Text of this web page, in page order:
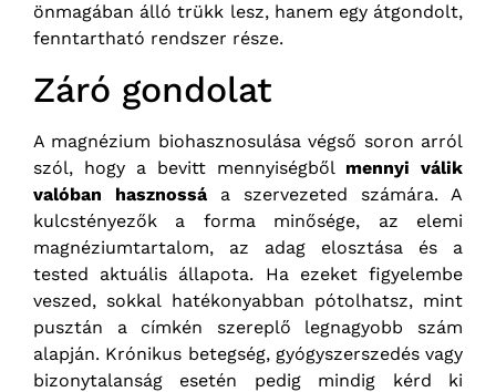
önmagában álló trükk lesz, hanem egy átgondolt,
fenntartható rendszer része.
Záró gondolat
A magnézium biohasznosulása végső soron arról
szól, hogy a bevitt mennyiségből mennyi válik
valóban hasznossá a szervezeted számára. A
kulcstényezők a forma minősége, az elemi
magnéziumtartalom, az adag elosztása és a
tested aktuális állapota. Ha ezeket figyelembe
veszed, sokkal hatékonyabban pótolhatsz, mint
pusztán a címkén szereplő legnagyobb szám
alapján. Krónikus betegség, gyógyszerszedés vagy
bizonytalanság esetén pedig mindig kérd ki